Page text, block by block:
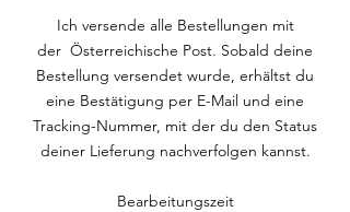
Ich versende alle Bestellungen mit
der Österreichische Post. Sobald deine
Bestellung versendet wurde, erhältst du
eine Bestätigung per E-Mail und eine
Tracking-Nummer, mit der du den Status
deiner Lieferung nachverfolgen kannst.
Bearbeitungszeit